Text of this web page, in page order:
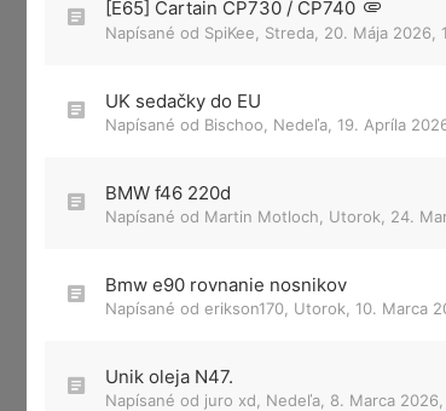
[E65] Cartain CP730 / CP740
Napísané od SpiKee Streda, 20. Mája 2026,
UK sedačky do EU
Napísané od Bischoo Nedeľa, 19. Apríla
BMW f46 220d
Napísané od Martin Motloch Utorok, 24.
Bmw e90 rovnanie nosnikov
Napísané od erikson170 Utorok, 10. Marca
Unik oleja N47.
Napísané od juro xd Nedeľa, 8. Marca 2026,